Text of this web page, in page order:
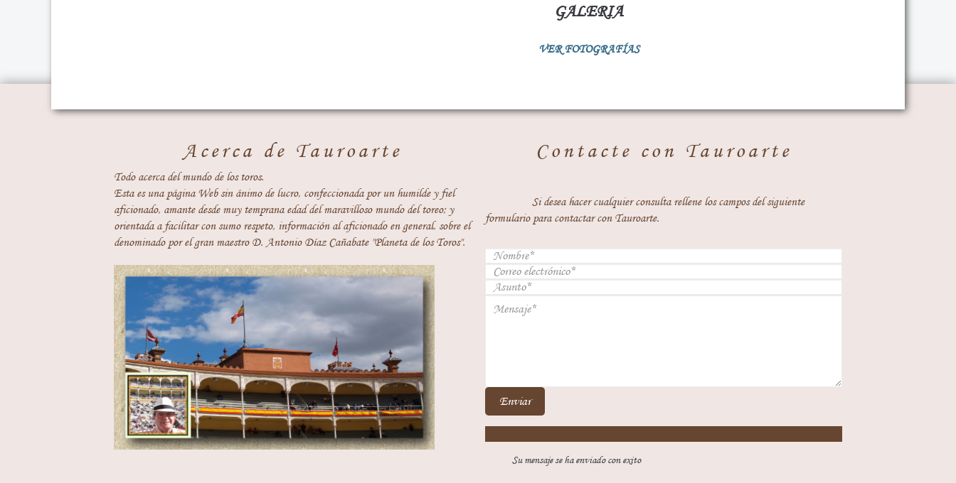
GALERIA
VER FOTOGRAFÍAS
Acerca de Tauroarte
Todo acerca del mundo de los toros.
Esta es una página Web sin ánimo de lucro, confeccionada por un humilde y fiel
aficionado, amante desde muy temprana edad del maravilloso mundo del toreo; y
orientada a facilitar con sumo respeto, información al aficionado en general, sobre el
denominado por el gran maestro D. Antonio Díaz Cañabate "Planeta de los Toros".
Contacte con Tauroarte
Si desea hacer cualquier consulta rellene los campos del siguiente
formulario para contactar con Tauroarte.
Enviar
Su mensaje se ha enviado con exito